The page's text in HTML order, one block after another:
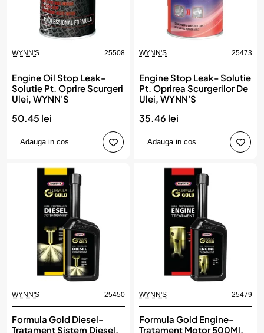
WYNN'S 25508
Engine Oil Stop Leak-
Solutie Pt. Oprire Scurgeri
Ulei, WYNN'S
50.45 lei
Adauga in cos
WYNN'S 25473
Engine Stop Leak- Solutie
Pt. Oprirea Scurgerilor De
Ulei, WYNN'S
35.46 lei
Adauga in cos
WYNN'S 25450
Formula Gold Diesel-
Tratament Sistem Diesel.
WYNN'S 25479
Formula Gold Engine-
Tratament Motor 500Ml,